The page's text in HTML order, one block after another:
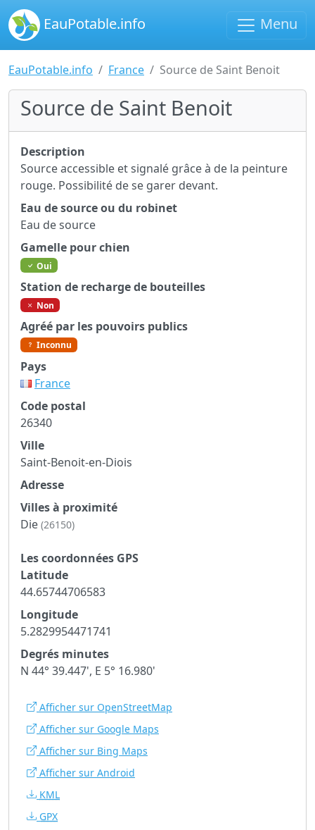
EauPotable.info Menu
EauPotable.info France Source de Saint Benoit
Source de Saint Benoit
Description
Source accessible et signalé grâce à de la peinture
rouge. Possibilité de se garer devant.
Eau de source ou du robinet
Eau de source
Gamelle pour chien
Oui
Station de recharge de bouteilles
Non
Agréé par les pouvoirs publics
Inconnu
Pays
France
Code postal
26340
Ville
Saint-Benoit-en-Diois
Adresse
Villes à proximité
Die (26150)
Les coordonnées GPS
Latitude
44.65744706583
Longitude
5.2829954471741
Degrés minutes
N 44° 39.447', E 5° 16.980'
Afficher sur OpenStreetMap
Afficher sur Google Maps
Afficher sur Bing Maps
Afficher sur Android
KML
GPX